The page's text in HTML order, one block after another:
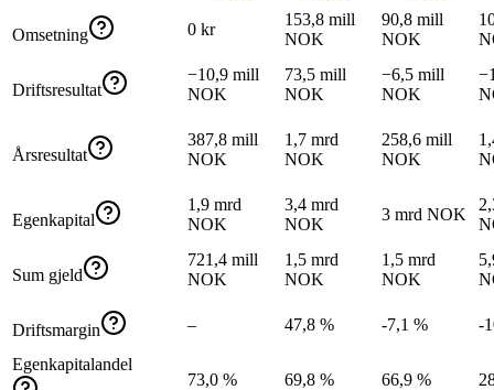
Omsetning 0 kr
153,8 mill
NOK
90,8 mill
NOK
Driftsresultat
−10,9 mill
NOK
73,5 mill
NOK
−6,5 mill
NOK
Årsresultat
387,8 mill
NOK
1,7 mrd
NOK
258,6 mill
NOK
Egenkapital
1,9 mrd
NOK
3,4 mrd
NOK
3 mrd NOK
Sum gjeld
721,4 mill
NOK
1,5 mrd
NOK
1,5 mrd
NOK
Driftsmargin – 47,8 % -7,1 % -
Egenkapitalandel
73,0 %
69,8 % 66,9 %